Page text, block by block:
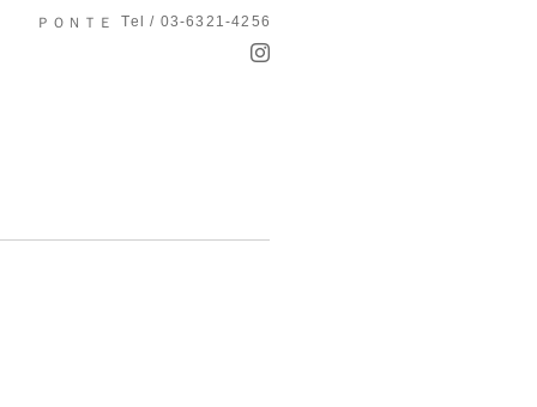
ＰＯＮＴＥ Tel / 03-6321-4256